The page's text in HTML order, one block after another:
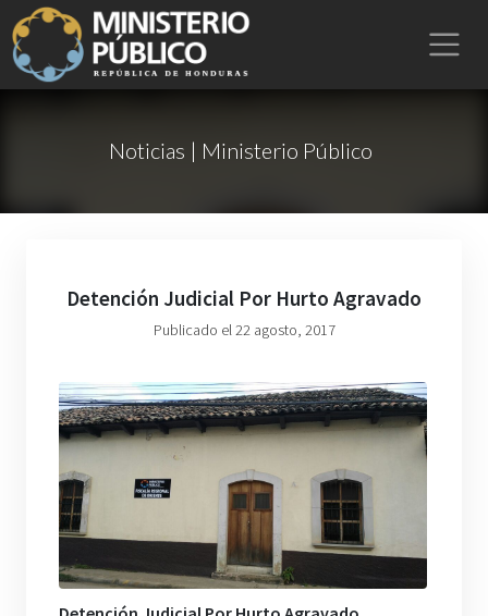
Noticias | Ministerio Público
Detención Judicial Por Hurto Agravado
Publicado el 22 agosto, 2017